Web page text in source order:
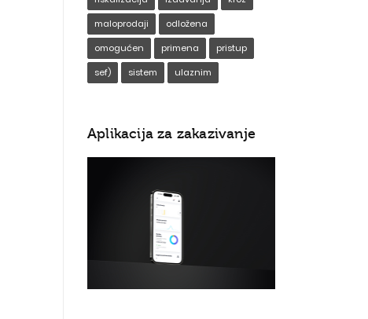
maloprodaji
odložena
omogućen
primena
pristup
sef)
sistem ulaznim
Aplikacija za zakazivanje